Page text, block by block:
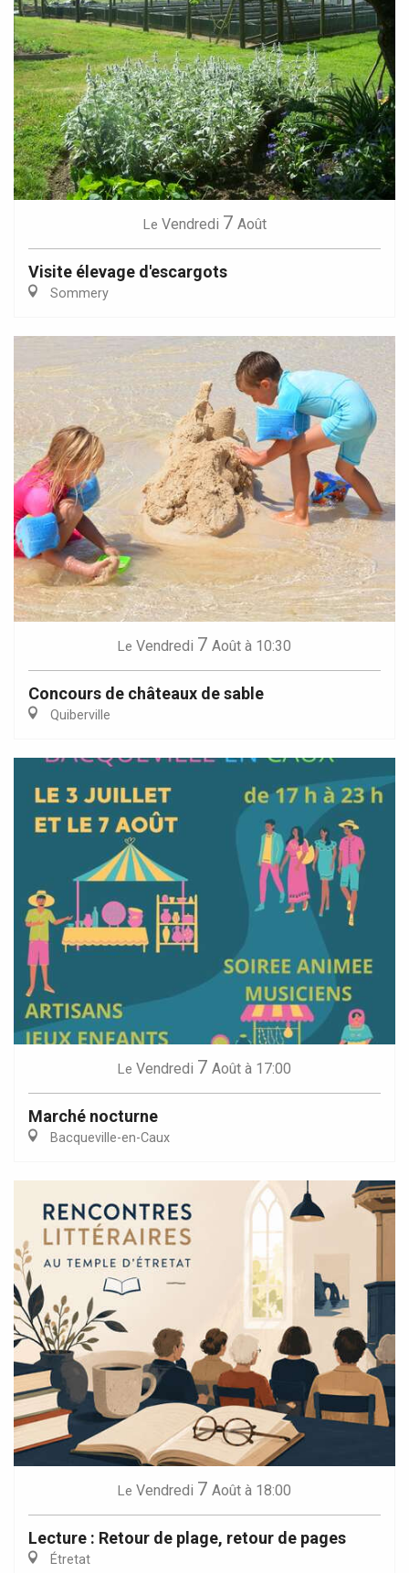
Le Vendredi 7 Août
Visite élevage d'escargots
Sommery
Le Vendredi 7 Août à 10:30
Concours de châteaux de sable
Quiberville
Le Vendredi 7 Août à 17:00
Marché nocturne
Bacqueville-en-Caux
Le Vendredi 7 Août à 18:00
Lecture : Retour de plage, retour de pages
Étretat